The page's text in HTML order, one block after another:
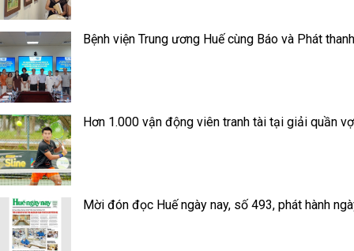
Bệnh viện Trung ương Huế cùng Báo và Phát
Hơn 1.000 vận động viên tranh tài tại giải quần
Mời đón đọc Huế ngày nay, số 493, phát hành